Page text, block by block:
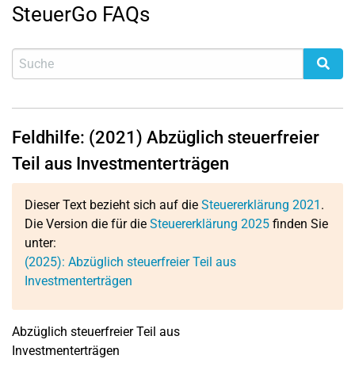
SteuerGo FAQs
Feldhilfe: (2021) Abzüglich steuerfreier
Teil aus Investmenterträgen
Dieser Text bezieht sich auf die Steuererklärung 2021 .
Die Version die für die Steuererklärung 2025 finden Sie
unter:
(2025): Abzüglich steuerfreier Teil aus
Investmenterträgen
Abzüglich steuerfreier Teil aus
Investmenterträgen